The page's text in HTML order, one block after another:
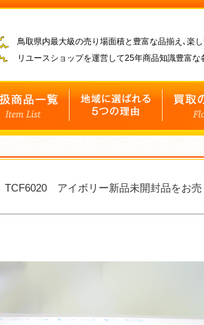
鳥取県内最大級の売り場面積と豊富な品揃え､楽
リユースショップを運営して25年商品知識豊富
アイボリー新品未開封品をお売